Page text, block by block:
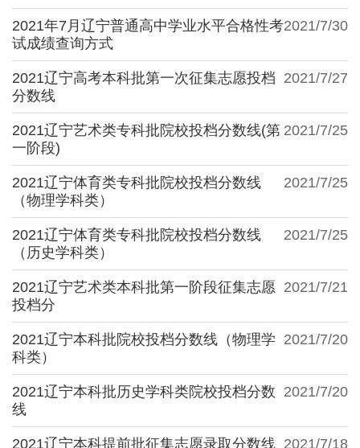
2021/7/30
2021年7月辽宁普通高中学业水平合格性考
试成绩查询方式
2021/7/27
2021辽宁高考本科批第一次征集志愿投档
分数线
2021/7/25
2021辽宁艺术类专科批院校投档分数线(第
一阶段)
2021/7/25
2021辽宁体育类专科批院校投档分数线
（物理学科类）
2021/7/25
2021辽宁体育类专科批院校投档分数线
（历史学科类）
2021/7/21
2021辽宁艺术类本科批第一阶段征集志愿
投档分
2021/7/20
2021辽宁本科批院校投档分数线（物理学
科类）
2021/7/20
2021辽宁本科批历史学科类院校投档分数
线
2021/7/18
2021辽宁本科提前批征集志愿录取分数线